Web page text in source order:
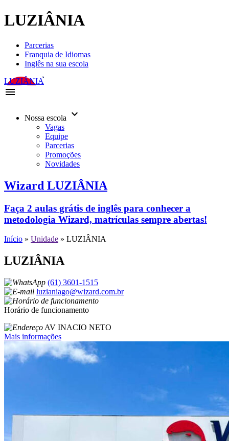
LUZIÂNIA
Parcerias
Franquia de Idiomas
Inglês na sua escola
LUZIÂNIA
menu
Nossa escola keyboard_arrow_down
Vagas
Equipe
Parcerias
Promoções
Novidades
Wizard LUZIÂNIA
Faça 2 aulas grátis de inglês para conhecer a
metodologia Wizard, matrículas sempre abertas!
Início » Unidade » LUZIÂNIA
LUZIÂNIA
(61) 3601-1515
luzianiago@wizard.com.br
Horário de funcionamento
AV INACIO NETO
Mais informações